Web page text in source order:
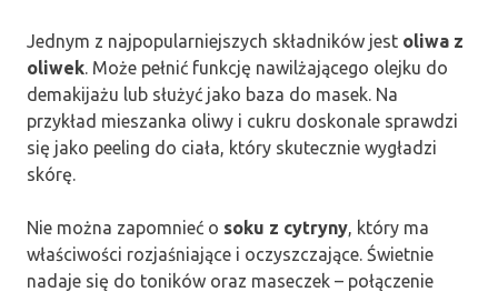
Jednym z najpopularniejszych składników jest oliwa z
oliwek. Może pełnić funkcję nawilżającego olejku do
demakijażu lub służyć jako baza do masek. Na
przykład mieszanka oliwy i cukru doskonale sprawdzi
się jako peeling do ciała, który skutecznie wygładzi
skórę.
Nie można zapomnieć o soku z cytryny, który ma
właściwości rozjaśniające i oczyszczające. Świetnie
nadaje się do toników oraz maseczek – połączenie